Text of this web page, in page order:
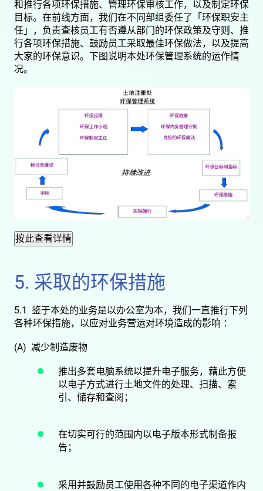
和推行各项环保措施、管理环保审核工作，以及制定环保
目标。在前线方面，我们在不同部组委任了「环保职安主
任」，负责查核员工有否遵从部门的环保政策及守则、推
行各项环保措施、鼓励员工采取最佳环保做法，以及提高
大家的环保意识。下图说明本处环保管理系统的运作情
况。
5. 采取的环保措施
5.1 鉴于本处的业务是以办公室为本，我们一直推行下列
各种环保措施，以应对业务营运对环境造成的影响 ：
(A) 减少制造废物
推出多套电脑系统以提升电子服务，藉此方便
以电子方式进行土地文件的处理、扫描、索
引、储存和查阅；
在切实可行的范围内以电子版本形式制备报
告；
采用并鼓励员工使用各种不同的电子渠道作内